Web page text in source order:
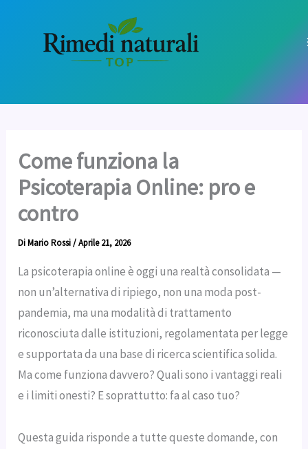
contenuto
Come funziona la
Psicoterapia Online: pro e
contro
DiMario Rossi/Aprile 21, 2026
La psicoterapia online è oggi una realtà consolidata —
non un’alternativa di ripiego, non una moda post-
pandemia, ma una modalità di trattamento
riconosciuta dalle istituzioni, regolamentata per legge
e supportata da una base di ricerca scientifica solida.
Ma come funziona davvero? Quali sono i vantaggi reali
e i limiti onesti? E soprattutto: fa al caso tuo?
Questa guida risponde a tutte queste domande, con